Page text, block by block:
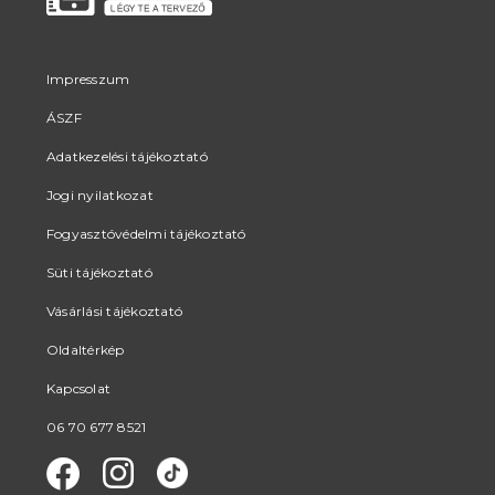
Impresszum
ÁSZF
Adatkezelési tájékoztató
Jogi nyilatkozat
Fogyasztóvédelmi tájékoztató
Süti tájékoztató
Vásárlási tájékoztató
Oldaltérkép
Kapcsolat
06 70 677 8521